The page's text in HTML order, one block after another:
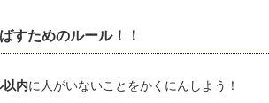
すためのルール！！
以内に人がいないことをかくにんしよう！